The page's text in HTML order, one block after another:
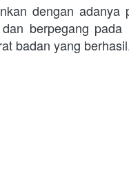
dengan adanya
berpegang pada
badan yang